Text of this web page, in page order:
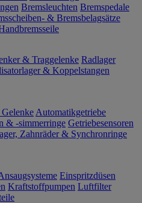
Bremsleuchten Bremspedale
& Bremsbelagsätze
& Traggelenke Radlager
& Koppelstangen
Automatikgetriebe
& -simmerringe Getriebesensoren
Zahnräder & Synchronringe
Einspritzdüsen
Kraftstoffpumpen Luftfilter